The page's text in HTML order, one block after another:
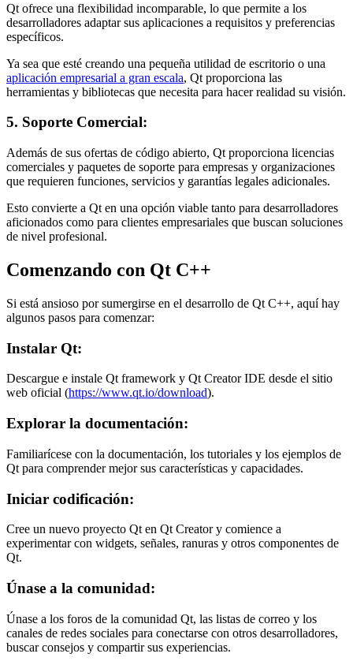
Qt ofrece una flexibilidad incomparable, lo que permite a los
desarrolladores adaptar sus aplicaciones a requisitos y preferencias
específicos.
Ya sea que esté creando una pequeña utilidad de escritorio o una
aplicación empresarial a gran escala, Qt proporciona las
herramientas y bibliotecas que necesita para hacer realidad su visión.
5. Soporte Comercial:
Además de sus ofertas de código abierto, Qt proporciona licencias
comerciales y paquetes de soporte para empresas y organizaciones
que requieren funciones, servicios y garantías legales adicionales.
Esto convierte a Qt en una opción viable tanto para desarrolladores
aficionados como para clientes empresariales que buscan soluciones
de nivel profesional.
Comenzando con Qt C++
Si está ansioso por sumergirse en el desarrollo de Qt C++, aquí hay
algunos pasos para comenzar:
Instalar Qt:
Descargue e instale Qt framework y Qt Creator IDE desde el sitio
web oficial (https://www.qt.io/download).
Explorar la documentación:
Familiarícese con la documentación, los tutoriales y los ejemplos de
Qt para comprender mejor sus características y capacidades.
Iniciar codificación:
Cree un nuevo proyecto Qt en Qt Creator y comience a
experimentar con widgets, señales, ranuras y otros componentes de
Qt.
Únase a la comunidad:
Únase a los foros de la comunidad Qt, las listas de correo y los
canales de redes sociales para conectarse con otros desarrolladores,
buscar consejos y compartir sus experiencias.